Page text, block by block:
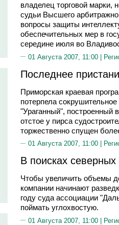
владелец торговой марки,
судьи Высшего
вопросы защиты
обеспечительных мер в
середине июля во
01 Августа 2007, 11:00 |
Последнее
Приморская краевая
потерпела
"Ураганный", построенный
отстое у пирса
торжественно спущен
01 Августа 2007, 11:00 |
В поисках
Чтобы увеличить объемы
компании начинают
году суда ассоциации
поймать углохвостую.
01 Августа 2007, 11:00 |